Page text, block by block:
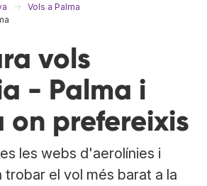
Vols a Palma
vols
- Palma i
on prefereixis
les webs d'aerolínies i
trobar el vol més barat a la